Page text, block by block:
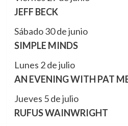
JEFF BECK
Sábado 30 de junio
SIMPLE MINDS
Lunes 2 de julio
AN EVENING WITH PAT
Jueves 5 de julio
RUFUS WAINWRIGHT